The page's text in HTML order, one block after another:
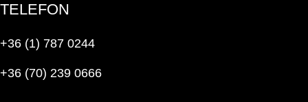
TELEFON
+36 (1) 787 0244
+36 (70) 239 0666